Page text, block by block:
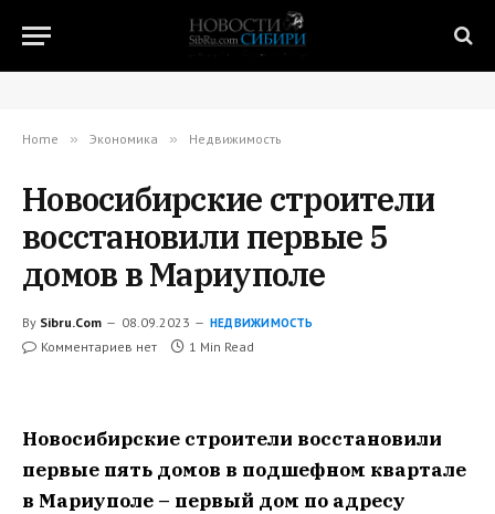
Home » Экономика » Недвижимость
Новосибирские строители
восстановили первые 5
домов в Мариуполе
By Sibru.Com 08.09.2023 НЕДВИЖИМОСТЬ
Комментариев нет 1 Min Read
Новосибирские строители восстановили
первые пять домов в подшефном квартале
в Мариуполе – первый дом по адресу